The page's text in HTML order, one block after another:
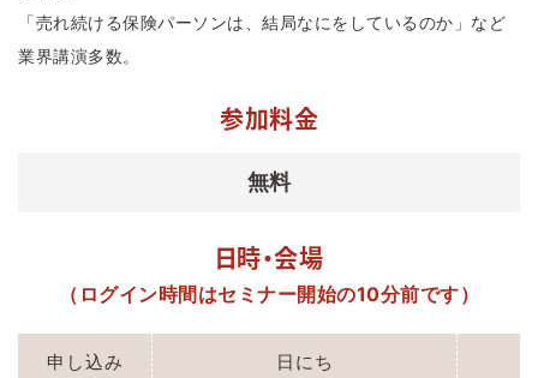
「売れ続ける保険パーソンは、結局なにをしているのか」など
業界講演多数。
参加料金
無料
日時・会場
（ログイン時間はセミナー開始の10分前です）
申し込み 日にち